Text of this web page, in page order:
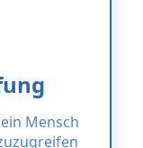
Mensch